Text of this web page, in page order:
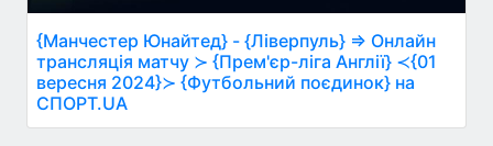
{Манчестер Юнайтед} - {Ліверпуль} ⇒ Онлайн
трансляція матчу ≻ {Прем'єр-ліга Англії} ≺{01
вересня 2024}≻ {Футбольний поєдинок} на
СПОРТ.UA